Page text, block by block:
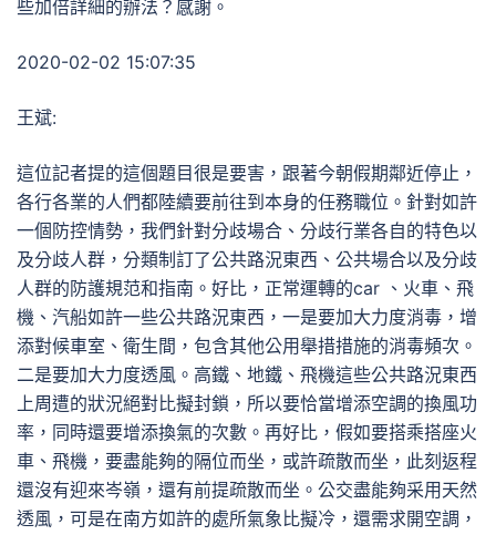
些加倍詳細的辦法？感謝。
2020-02-02 15:07:35
王斌:
這位記者提的這個題目很是要害，跟著今朝假期鄰近停止，
各行各業的人們都陸續要前往到本身的任務職位。針對如許
一個防控情勢，我們針對分歧場合、分歧行業各自的特色以
及分歧人群，分類制訂了公共路況東西、公共場合以及分歧
人群的防護規范和指南。好比，正常運轉的car 、火車、飛
機、汽船如許一些公共路況東西，一是要加大力度消毒，增
添對候車室、衛生間，包含其他公用舉措措施的消毒頻次。
二是要加大力度透風。高鐵、地鐵、飛機這些公共路況東西
上周遭的狀況絕對比擬封鎖，所以要恰當增添空調的換風功
率，同時還要增添換氣的次數。再好比，假如要搭乘搭座火
車、飛機，要盡能夠的隔位而坐，或許疏散而坐，此刻返程
還沒有迎來岑嶺，還有前提疏散而坐。公交盡能夠采用天然
透風，可是在南方如許的處所氣象比擬冷，還需求開空調，